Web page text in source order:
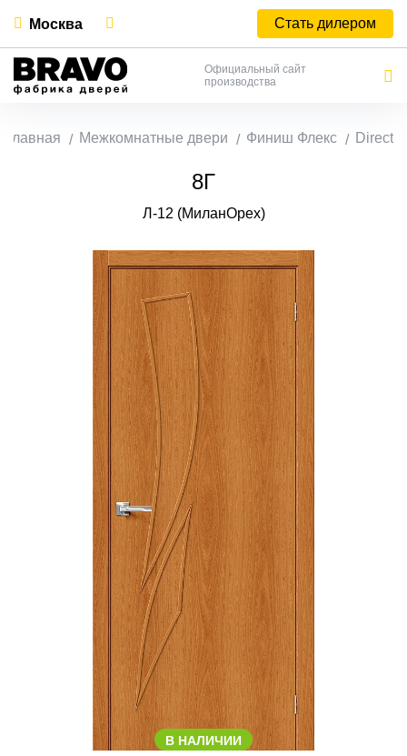
Москва Стать дилером
Официальный сайт
производства
Главная Межкомнатные двери Финиш Флекс Direct
8Г
Л-12 (МиланОрех)
В НАЛИЧИИ